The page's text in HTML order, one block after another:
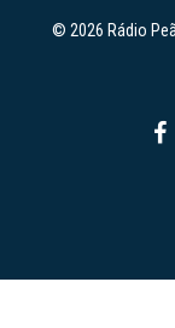
© 2026 Rádio